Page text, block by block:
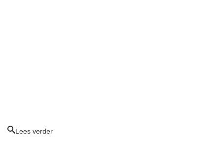
Lees verder